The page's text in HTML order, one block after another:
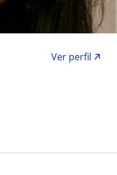
Ver perfil